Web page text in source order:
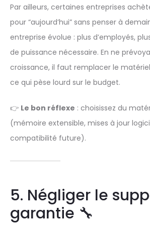
Par ailleurs, certaines entreprises
pour “aujourd’hui” sans penser à
entreprise évolue : plus d’employés,
de puissance nécessaire. En ne
croissance, il faut remplacer le
ce qui pèse lourd sur le budget.
👉 Le bon réflexe : choisissez du
(mémoire extensible, mises à jour
compatibilité future).
5. Négliger le
garantie 🔧